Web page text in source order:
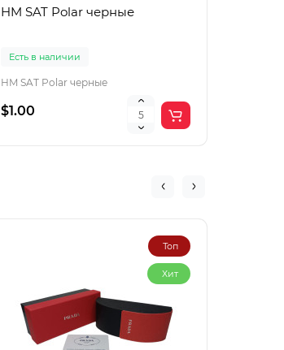
HM SAT Polar черные
Есть в наличии
HM SAT Polar черные
$1.00
Топ
Хит